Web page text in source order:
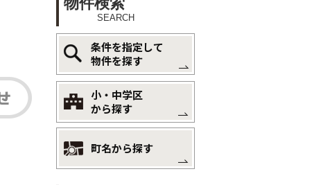
SEARCH
条件を指定して
物件を探す
小・中学区
から探す
町名から探す